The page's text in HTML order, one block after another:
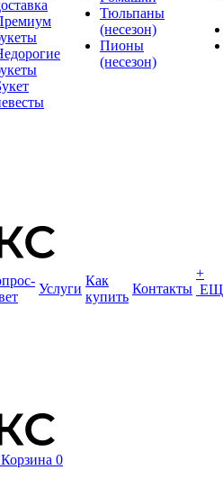
Тюльпаны
(несезон)
Пионы
(несезон)
Услуги
Как
купить
Контакты
+
Корзина 0